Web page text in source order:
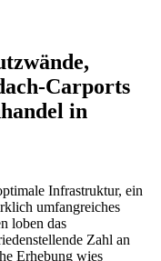
Carports
in
Infrastruktur, ein
umfangreiches
loben das
Zahl an
Erhebung wies